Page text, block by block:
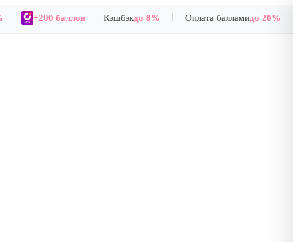
+200 баллов Кэшбэкдо 8% Оплата балламидо 20%